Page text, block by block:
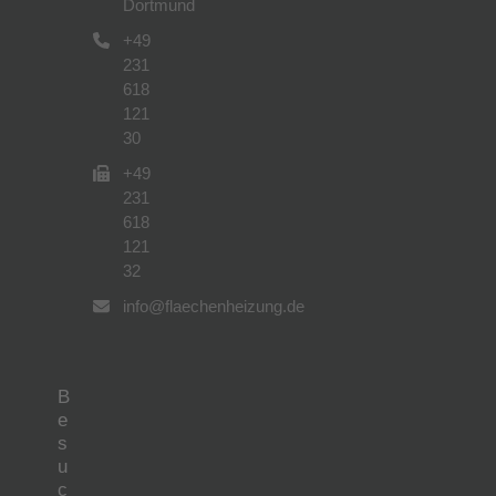
Dortmund
+49
231
618
121
30
+49
231
618
121
32
info@flaechenheizung.de
B
e
s
u
c